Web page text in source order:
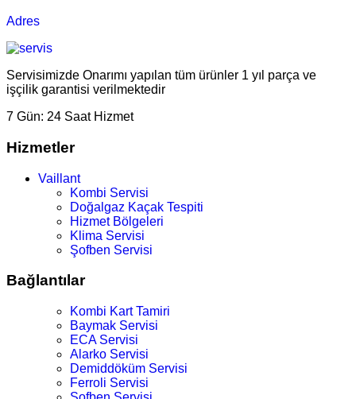
Adres
Servisimizde Onarımı yapılan tüm ürünler 1 yıl parça ve
işçilik garantisi verilmektedir
7 Gün: 24 Saat Hizmet
Hizmetler
Vaillant
Kombi Servisi
Doğalgaz Kaçak Tespiti
Hizmet Bölgeleri
Klima Servisi
Şofben Servisi
Bağlantılar
Kombi Kart Tamiri
Baymak Servisi
ECA Servisi
Alarko Servisi
Demiddöküm Servisi
Ferroli Servisi